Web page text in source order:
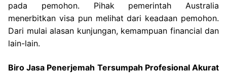
pada pemohon. Pihak pemerintah Australia
menerbitkan visa pun melihat dari keadaan pemohon.
Dari mulai alasan kunjungan, kemampuan financial dan
lain-lain.
Biro Jasa Penerjemah Tersumpah Profesional Akurat